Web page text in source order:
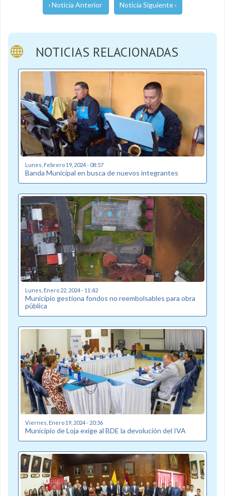
‹ Noticia Anterior Noticia Siguiente ›
NOTICIAS RELACIONADAS
Lunes, Febrero 19, 2024 - 08:57
Banda Municipal en busca de nuevos integrantes
Lunes, Enero 22, 2024 - 11:42
Municipio gestiona fondos no reembolsables para obra
pública
Viernes, Enero 19, 2024 - 20:36
Municipio de Loja exige al BDE la devolución del IVA